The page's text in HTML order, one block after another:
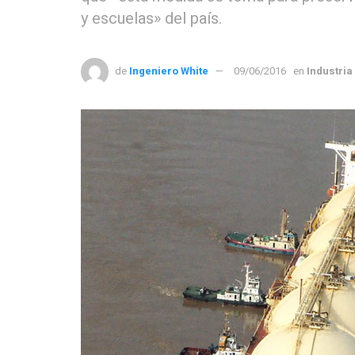
y escuelas» del país.
de Ingeniero White 09/06/2016 en Industria